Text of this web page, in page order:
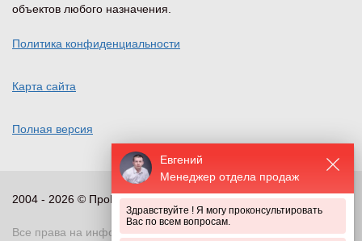
Евгений
Менеджер отдела продаж
Здравствуйте ! Я могу проконсультировать
Вас по всем вопросам.
объектов любого назначения.
Политика конфиденциальности
Карта сайта
Полная версия
2004 - 2026 © ПроПериметр, все права защищены
Все права на информационные и иные материалы сайта